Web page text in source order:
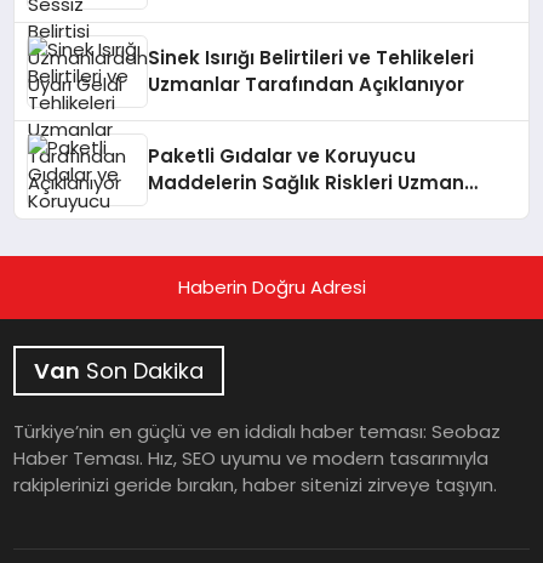
Sinek Isırığı Belirtileri ve Tehlikeleri
Uzmanlar Tarafından Açıklanıyor
Paketli Gıdalar ve Koruyucu
Maddelerin Sağlık Riskleri Uzman
Haberin Doğru Adresi
Van Son Dakika
Türkiye’nin en güçlü ve en iddialı haber teması: Seobaz
Haber Teması. Hız, SEO uyumu ve modern tasarımıyla
rakiplerinizi geride bırakın, haber sitenizi zirveye taşıyın.